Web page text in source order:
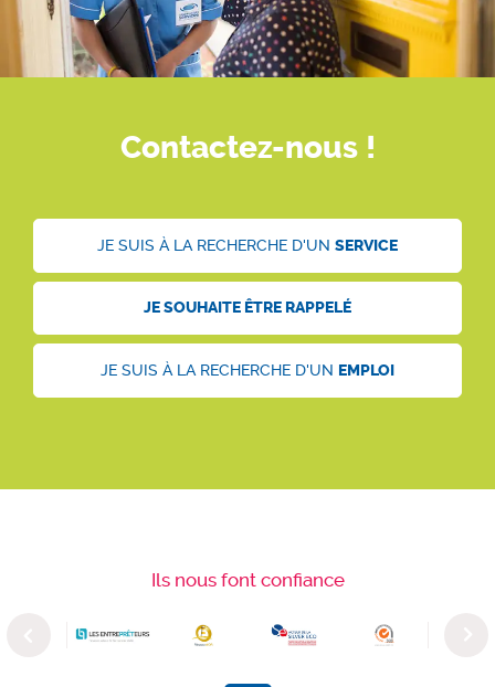
Contactez-nous !
JE SUIS À LA RECHERCHE D'UN SERVICE
JE SOUHAITE ÊTRE RAPPELÉ
JE SUIS À LA RECHERCHE D'UN EMPLOI
Ils nous font confiance
Previous Next